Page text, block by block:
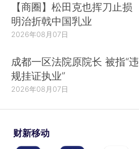
【商圈】松田克也挥刀止损
明治折戟中国乳业
2026年08月07日
成都一区法院原院长 被指“违
规挂证执业”
2026年08月07日
财新移动